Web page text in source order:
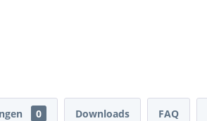
0 Downloads FAQ